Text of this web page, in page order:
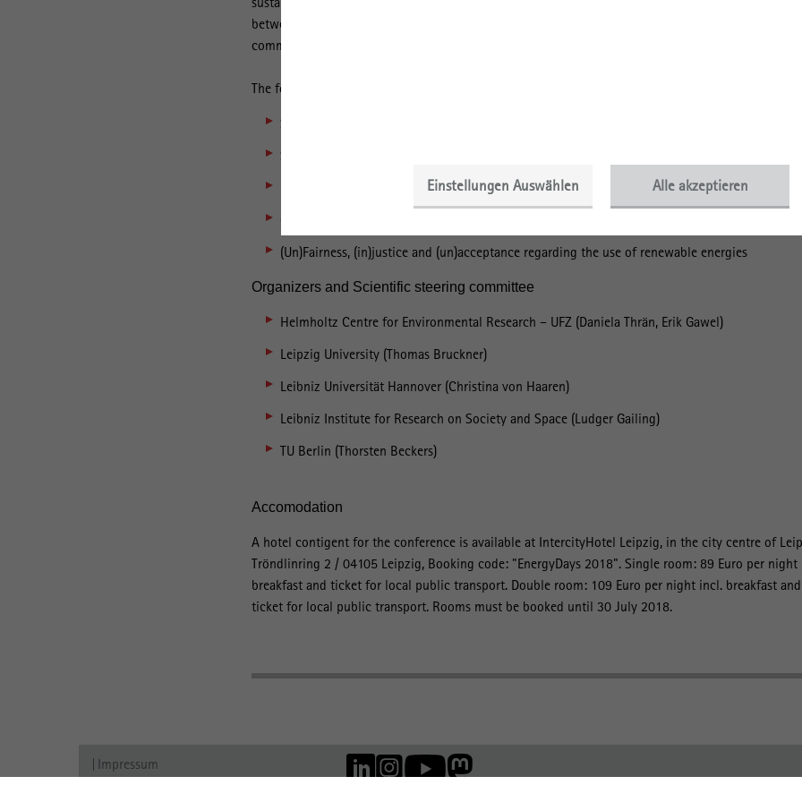
Einstellungen Auswählen Alle akzeptieren
between land-use-oriented energy research at the UFZ and the national and international scientific
community.
The following subjects and topics will be discussed at the conference:
Spatial allocation of renewable energies
Spatial assessment of renewable energy potentials
Environmental and social impacts of renewable energy expansion
(Un)Fairness, (in)justice and (un)acceptance regarding the use of renewable energies
Organizers and Scientific steering committee
Helmholtz Centre for Environmental Research – UFZ (Daniela Thrän, Erik Gawel)
Leipzig University (Thomas Bruckner)
Leibniz Universität Hannover (Christina von Haaren)
Leibniz Institute for Research on Society and Space (Ludger Gailing)
TU Berlin (Thorsten Beckers)
Accomodation
A hotel contigent for the conference is available at IntercityHotel Leipzig, in the city centre of
Tröndlinring 2 / 04105 Leipzig, Booking code: "EnergyDays 2018". Single room: 89 Euro per night
breakfast and ticket for local public transport. Double room: 109 Euro per night incl. breakfast and
ticket for local public transport. Rooms must be booked until 30 July 2018.
Impressum
Mitglied der: